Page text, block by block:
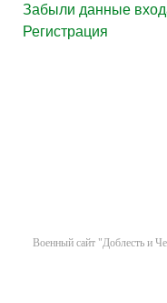
Забыли данные
Регистрация
Военный сайт "Доблесть и